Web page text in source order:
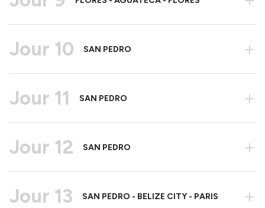
Jour 10 SAN PEDRO +
Jour 11 SAN PEDRO +
Jour 12 SAN PEDRO +
Jour 13 SAN PEDRO - BELIZE CITY - PARIS +